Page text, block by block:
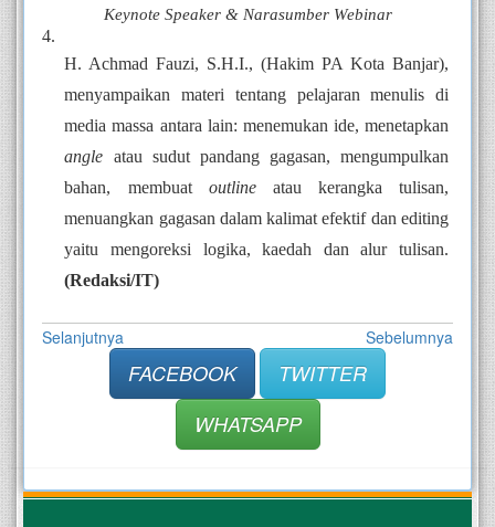
Keynote Speaker & Narasumber Webinar
H. Achmad Fauzi, S.H.I., (Hakim PA Kota Banjar),
menyampaikan materi tentang pelajaran menulis di
angle atau sudut pandang gagasan, mengumpulkan
bahan, membuat outline atau kerangka tulisan,
menuangkan gagasan dalam kalimat efektif dan editing
(Redaksi/IT)
Selanjutnya Sebelumnya
FACEBOOK
TWITTER
WHATSAPP